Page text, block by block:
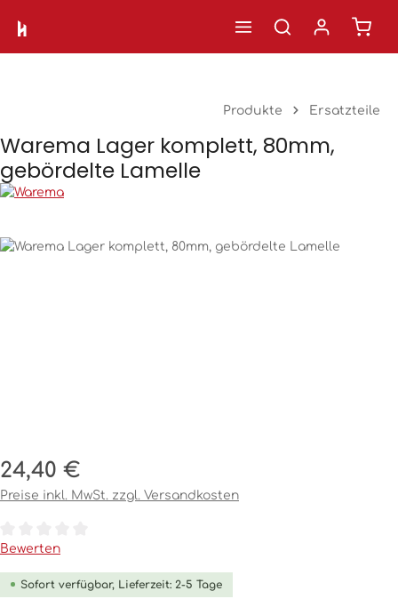
Zum Hauptinhalt springen
Produkte Ersatzteile
Warema Lager komplett, 80mm,
gebördelte Lamelle
Bildergalerie überspringen
Regulärer Preis:
24,40 €
Preise inkl. MwSt. zzgl. Versandkosten
Durchschnittliche Bewertung von 0 von 5 Sternen
Bewerten
Sofort verfügbar, Lieferzeit: 2-5 Tage